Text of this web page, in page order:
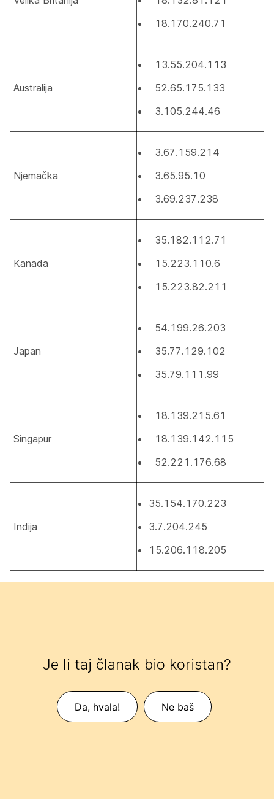
18.170.240.71
Australija
13.55.204.113
52.65.175.133
3.105.244.46
Njemačka
3.67.159.214
3.65.95.10
3.69.237.238
Kanada
35.182.112.71
15.223.110.6
15.223.82.211
Japan
54.199.26.203
35.77.129.102
35.79.111.99
Singapur
18.139.215.61
18.139.142.115
52.221.176.68
Indija
35.154.170.223
3.7.204.245
15.206.118.205
Je li taj članak bio koristan?
Da, hvala! Ne baš